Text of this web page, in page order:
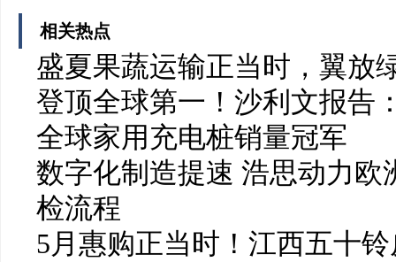
相关热点
盛夏果蔬运输正当时，翼放
登顶全球第一！沙利文报告
全球家用充电桩销量冠军
数字化制造提速 浩思动力
检流程
5月惠购正当时！江西五十